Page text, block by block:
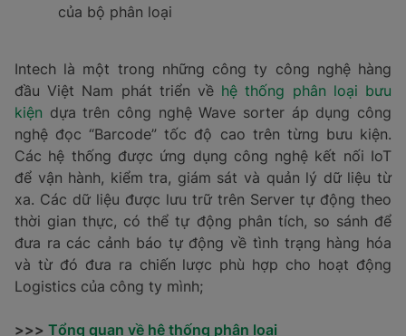
của bộ phân loại
Intech là một trong những công ty công nghệ hàng
đầu Việt Nam phát triển về hệ thống phân loại bưu
kiện dựa trên công nghệ Wave sorter áp dụng công
nghệ đọc “Barcode” tốc độ cao trên từng bưu kiện.
Các hệ thống được ứng dụng công nghệ kết nối IoT
để vận hành, kiểm tra, giám sát và quản lý dữ liệu từ
xa. Các dữ liệu được lưu trữ trên Server tự động theo
thời gian thực, có thể tự động phân tích, so sánh để
đưa ra các cảnh báo tự động về tình trạng hàng hóa
và từ đó đưa ra chiến lược phù hợp cho hoạt động
Logistics của công ty mình;
>>> Tổng quan về hệ thống phân loại